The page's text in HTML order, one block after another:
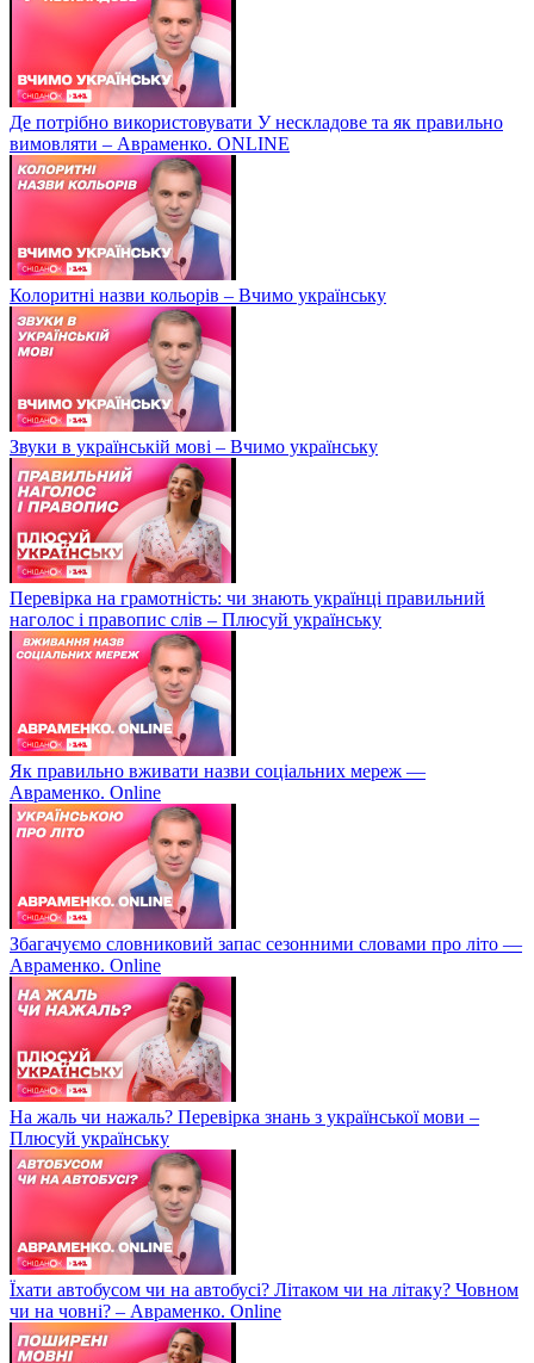
Де потрібно використовувати У нескладове та як правильно
вимовляти – Авраменко. ONLINE
Колоритні назви кольорів – Вчимо українську
Звуки в українській мові – Вчимо українську
Перевірка на грамотність: чи знають українці правильний
наголос і правопис слів – Плюсуй українську
Як правильно вживати назви соціальних мереж —
Авраменко. Online
Збагачуємо словниковий запас сезонними словами про літо —
Авраменко. Online
На жаль чи нажаль? Перевірка знань з української мови –
Плюсуй українську
Їхати автобусом чи на автобусі? Літаком чи на літаку? Човном
чи на човні? – Авраменко. Online